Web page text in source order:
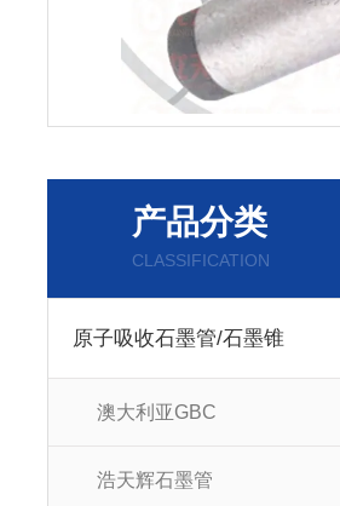
产品分类
CLASSIFICATION
原子吸收石墨管/石墨锥
澳大利亚GBC
浩天辉石墨管